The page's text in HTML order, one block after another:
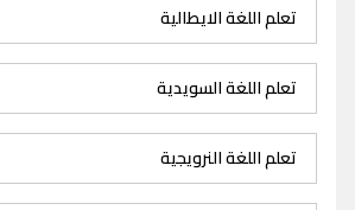
تعلم اللغة الايطالية
تعلم اللغة السويدية
تعلم اللغة النرويجية